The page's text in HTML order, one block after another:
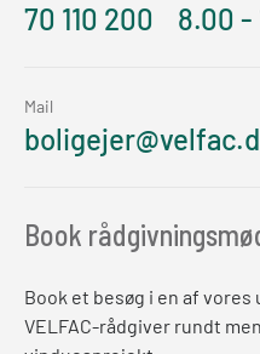
70 110 200 8.00 -
Mail
Book
Book et besøg i en af
VELFAC-rådgiver rundt